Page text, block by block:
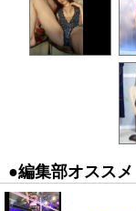
●編集部オススメ